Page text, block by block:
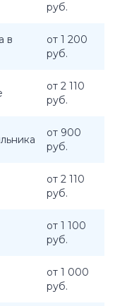
руб.
в
от 1 200
руб.
от 2 110
руб.
от 900
руб.
от 2 110
руб.
от 1 100
руб.
от 1 000
руб.